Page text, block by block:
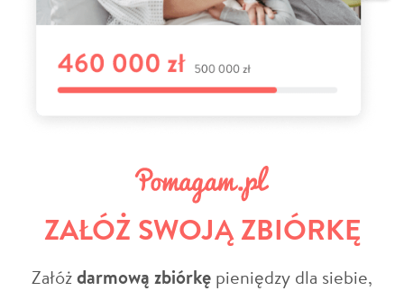
ZAŁÓŻ SWOJĄ ZBIÓRKĘ
Załóżdarmową zbiórkę pieniędzy dla siebie,